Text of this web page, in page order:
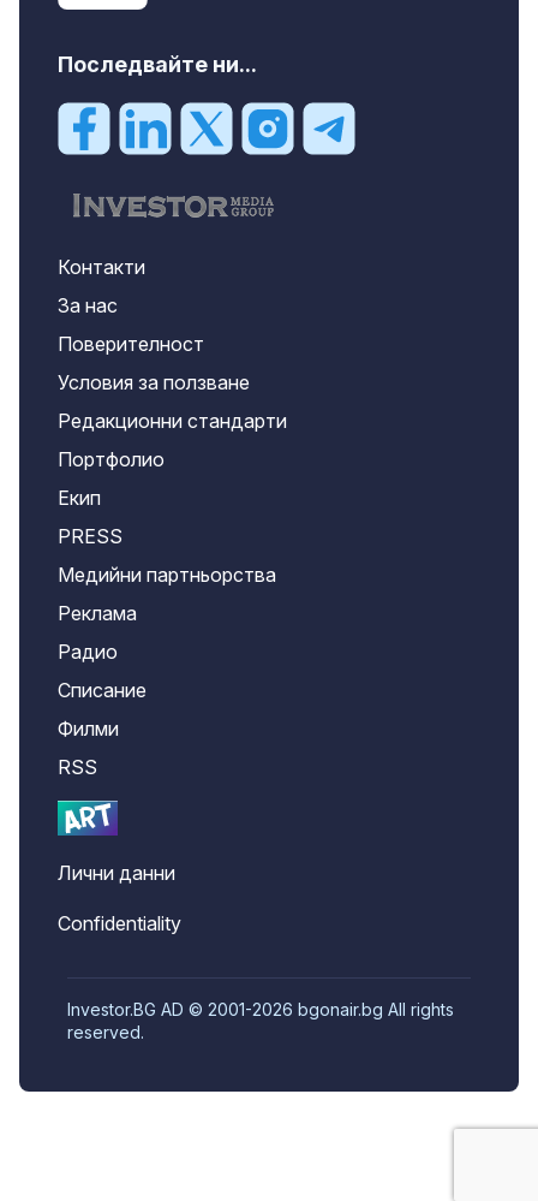
Последвайте ни...
Контакти
За нас
Поверителност
Условия за ползване
Редакционни стандарти
Портфолио
Екип
PRESS
Медийни партньорства
Реклама
Радио
Списание
Филми
RSS
Лични данни
Confidentiality
Investor.BG AD © 2001-2026 bgonair.bg All rights
reserved.